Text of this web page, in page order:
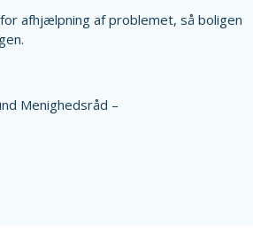
afhjælpning af problemet, så boligen
Menighedsråd –